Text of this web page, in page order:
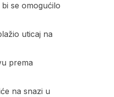
se omogućilo
uticaj na
prema
na snazi u